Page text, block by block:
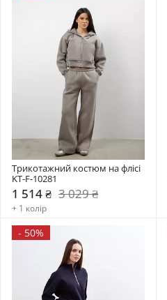
Трикотажний костюм на флісі
KT-F-10281
1 514 ₴ 3 029 ₴
+ 1 колір
- 50%